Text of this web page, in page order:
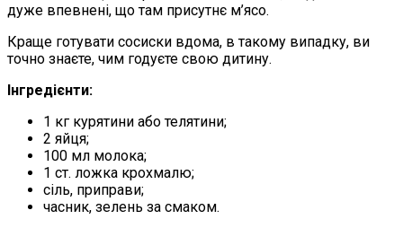
дуже впевнені, що там присутнє м’ясо.
Краще готувати сосиски вдома, в такому випадку, ви
точно знаєте, чим годуєте свою дитину.
Інгредієнти:
1 кг курятини або телятини;
2 яйця;
100 мл молока;
1 ст. ложка крохмалю;
сіль, приправи;
часник, зелень за смаком.